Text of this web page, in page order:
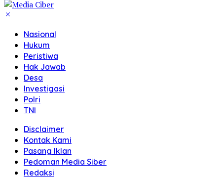
Nasional
Hukum
Peristiwa
Hak Jawab
Desa
Investigasi
Polri
TNI
Disclaimer
Kontak Kami
Pasang Iklan
Pedoman Media Siber
Redaksi